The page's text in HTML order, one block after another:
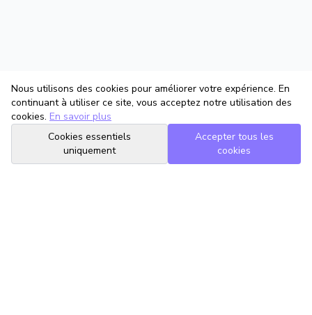
Nous utilisons des cookies pour améliorer votre expérience. En
continuant à utiliser ce site, vous acceptez notre utilisation des
cookies. En savoir plus
Cookies essentiels
uniquement
Accepter tous les
cookies